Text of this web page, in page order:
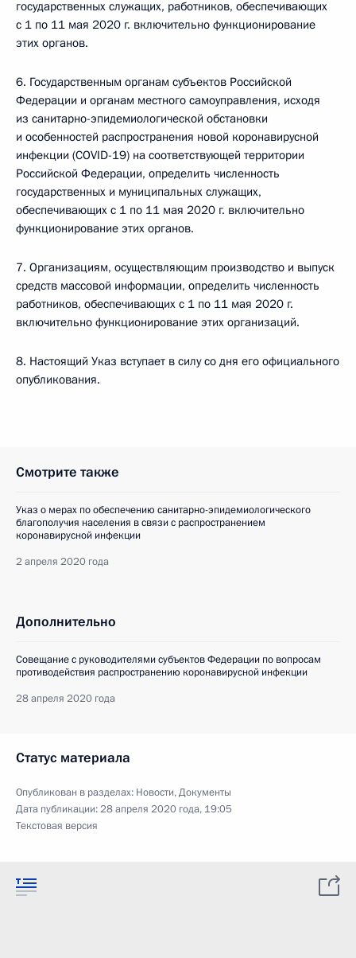
государственных служащих, работников, обеспечивающих
с 1 по 11 мая 2020 г. включительно функционирование
этих органов.
6. Государственным органам субъектов Российской
Федерации и органам местного самоуправления, исходя
из санитарно-эпидемиологической обстановки
и особенностей распространения новой коронавирусной
инфекции (COVID-19) на соответствующей территории
Российской Федерации, определить численность
государственных и муниципальных служащих,
обеспечивающих с 1 по 11 мая 2020 г. включительно
функционирование этих органов.
7. Организациям, осуществляющим производство и выпуск
средств массовой информации, определить численность
работников, обеспечивающих с 1 по 11 мая 2020 г.
включительно функционирование этих организаций.
8. Настоящий Указ вступает в силу со дня его официального
опубликования.
Смотрите также
Указ о мерах по обеспечению санитарно-эпидемиологического
благополучия населения в связи с распространением
коронавирусной инфекции
2 апреля 2020 года
Дополнительно
Совещание с руководителями субъектов Федерации по вопросам
противодействия распространению коронавирусной инфекции
28 апреля 2020 года
Статус материала
Опубликован в разделах: Новости,Документы
Дата публикации:28 апреля 2020 года, 19:05
Текстовая версия